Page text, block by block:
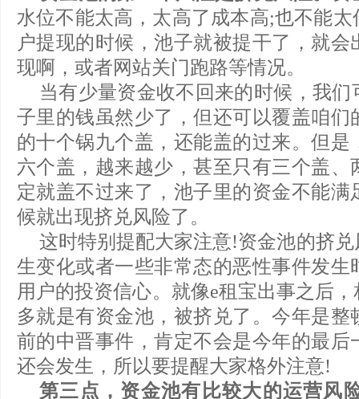
水位不能太高，太高了成本高;也不能
户提现的时候，池子就被提干了，就
现啊，或者网站关门跑路等情况。
当有少量资金收不回来的时候，我
子里的钱虽然少了，但还可以覆盖咱们
的十个锅九个盖，还能盖的过来。但
六个盖，越来越少，甚至只有三个盖
定就盖不过来了，池子里的资金不能
候就出现挤兑风险了。
这时特别提配大家注意!资金池的挤
生变化或者一些非常态的恶性事件发生
用户的投资信心。就像e租宝出事之后
多就是有资金池，被挤兑了。今年是
前的中晋事件，肯定不会是今年的最后
还会发生，所以要提醒大家格外注意!
第三点，资金池有比较大的运营风